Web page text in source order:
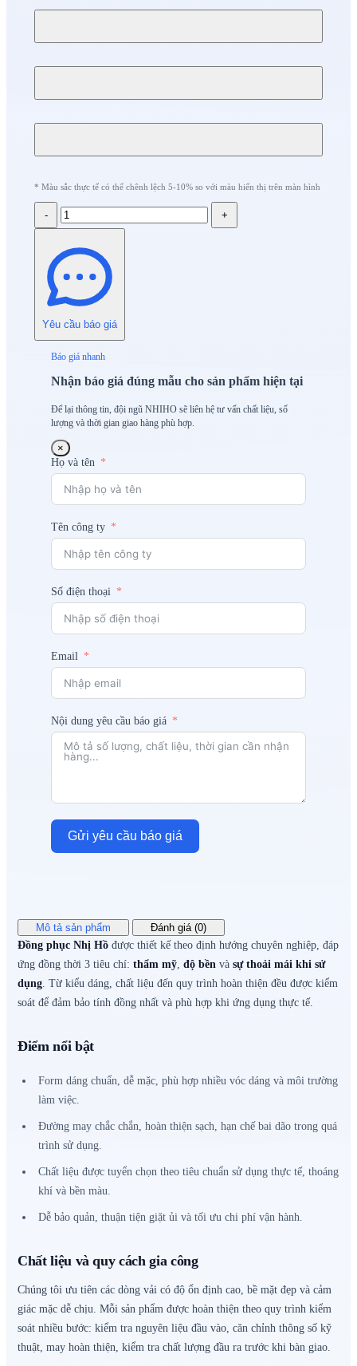
* Màu sắc thực tế có thể chênh lệch 5-10% so với màu hiển thị trên màn hình
- +
Yêu cầu báo giá
Báo giá nhanh
Nhận báo giá đúng mẫu cho sản phẩm hiện tại
Để lại thông tin, đội ngũ NHIHO sẽ liên hệ tư vấn chất liệu, số
lượng và thời gian giao hàng phù hợp.
×
Họ và tên
Tên công ty
Số điện thoại
Email
Nội dung yêu cầu báo giá
Gửi yêu cầu báo giá
Mô tả sản phẩm
Đánh giá (0)
Đồng phục Nhị Hồ được thiết kế theo định hướng chuyên nghiệp, đáp
ứng đồng thời 3 tiêu chí: thẩm mỹ, độ bền và sự thoải mái khi sử
dụng. Từ kiểu dáng, chất liệu đến quy trình hoàn thiện đều được kiểm
soát để đảm bảo tính đồng nhất và phù hợp khi ứng dụng thực tế.
Điểm nổi bật
Form dáng chuẩn, dễ mặc, phù hợp nhiều vóc dáng và môi trường
làm việc.
Đường may chắc chắn, hoàn thiện sạch, hạn chế bai dão trong quá
trình sử dụng.
Chất liệu được tuyển chọn theo tiêu chuẩn sử dụng thực tế, thoáng
khí và bền màu.
Dễ bảo quản, thuận tiện giặt ủi và tối ưu chi phí vận hành.
Chất liệu và quy cách gia công
Chúng tôi ưu tiên các dòng vải có độ ổn định cao, bề mặt đẹp và cảm
giác mặc dễ chịu. Mỗi sản phẩm được hoàn thiện theo quy trình kiểm
soát nhiều bước: kiểm tra nguyên liệu đầu vào, căn chỉnh thông số kỹ
thuật, may hoàn thiện, kiểm tra chất lượng đầu ra trước khi bàn giao.